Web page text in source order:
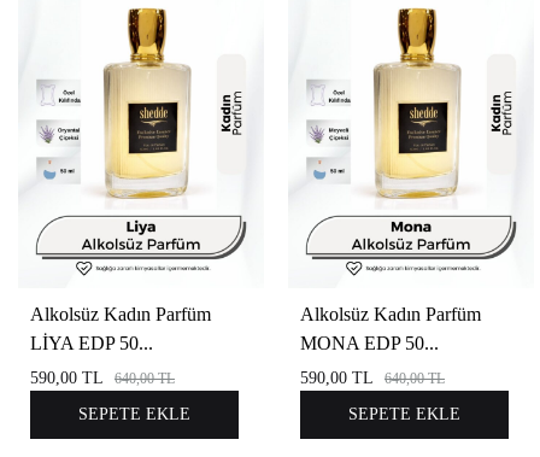
Alkolsüz Kadın Parfüm
LİYA EDP 50...
590,00 TL 640,00TL
SEPETE EKLE
Alkolsüz Kadın Parfüm
MONA EDP 50...
590,00 TL 640,00TL
SEPETE EKLE